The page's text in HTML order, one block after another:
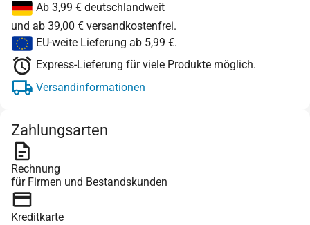
Ab 3,99 € deutschlandweit
und ab 39,00 € versandkostenfrei.
EU-weite Lieferung ab 5,99 €.
Express-Lieferung für viele Produkte möglich.
Versandinformationen
Zahlungsarten
Rechnung
für Firmen und Bestandskunden
Kreditkarte